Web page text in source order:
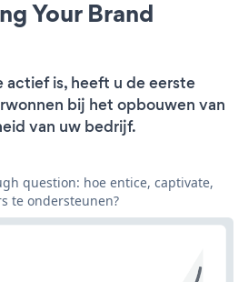
Your Brand
actief is, heeft u de eerste
bij het opbouwen van
van uw bedrijf.
question: hoe entice, captivate,
te ondersteunen?